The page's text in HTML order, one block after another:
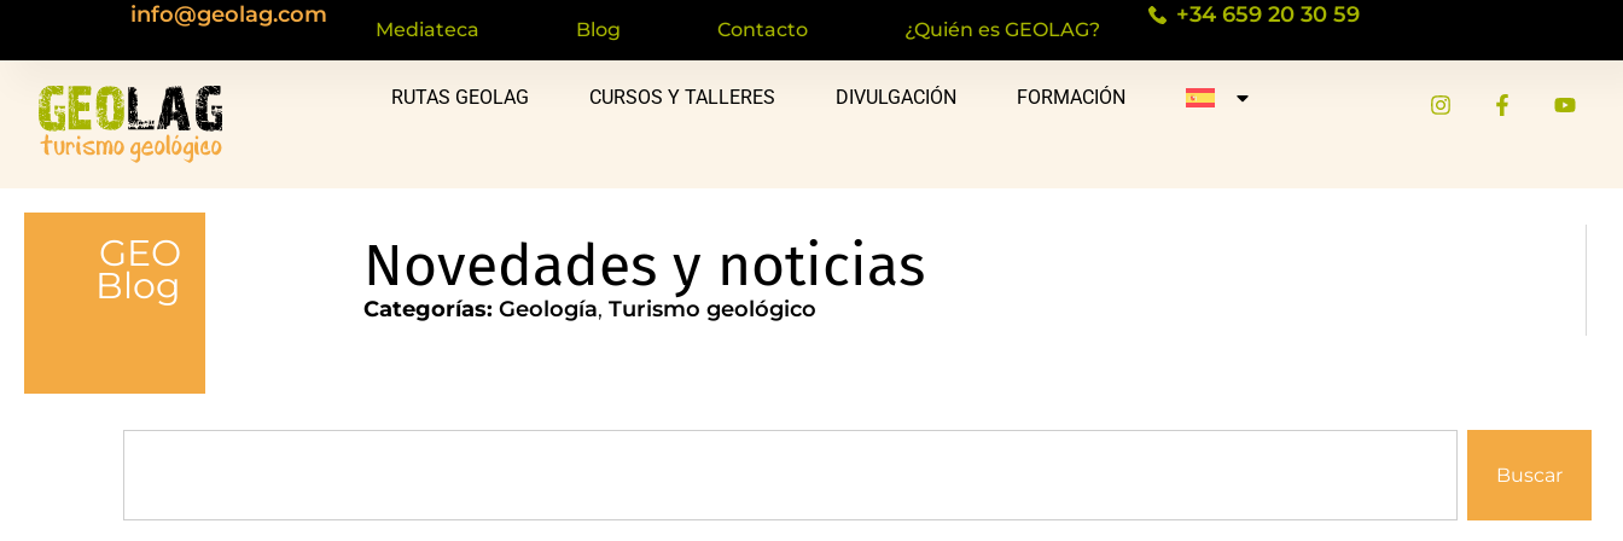
info@geolag.com
Mediateca Blog Contacto ¿Quién es GEOLAG?
+34 659 20 30 59
RUTAS GEOLAG CURSOS Y TALLERES DIVULGACIÓN FORMACIÓN
GEO
Blog Novedades y noticias
Categorías: Geología, Turismo geológico
Buscar